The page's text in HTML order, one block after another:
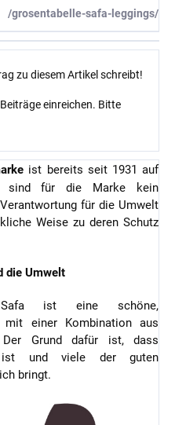
/grosentabelle-safa-leggings/
zu diesem Artikel schreibt!
einreichen. Bitte
ist bereits seit 1931 auf
sind für die Marke kein
für die Umwelt
Weise zu deren Schutz
die Umwelt
ist eine schöne,
mit einer Kombination aus
Der Grund dafür ist, dass
ist und viele der guten
bringt.